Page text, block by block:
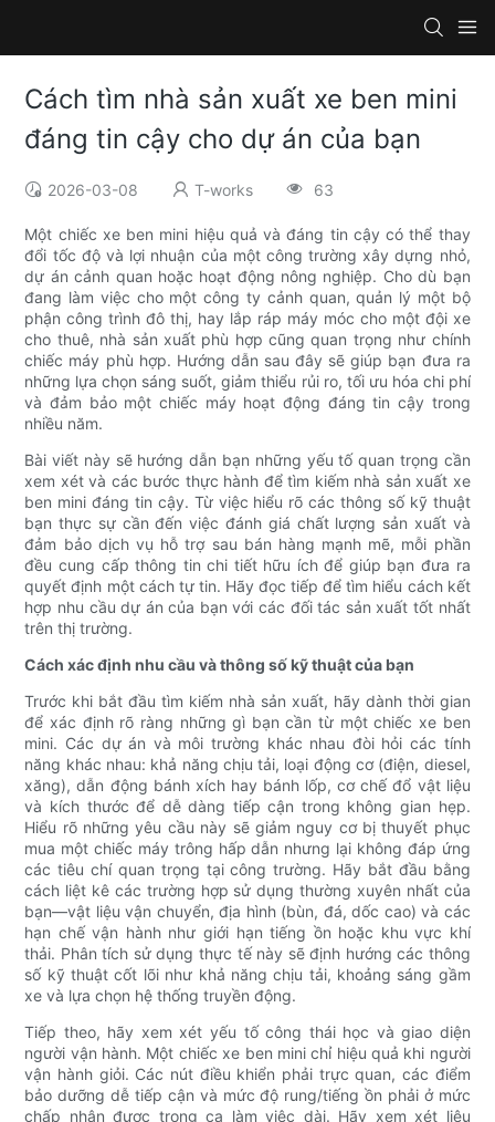
Cách tìm nhà sản xuất xe ben mini
đáng tin cậy cho dự án của bạn
2026-03-08 T-works 63
Một chiếc xe ben mini hiệu quả và đáng tin cậy có thể thay
đổi tốc độ và lợi nhuận của một công trường xây dựng nhỏ,
dự án cảnh quan hoặc hoạt động nông nghiệp. Cho dù bạn
đang làm việc cho một công ty cảnh quan, quản lý một bộ
phận công trình đô thị, hay lắp ráp máy móc cho một đội xe
cho thuê, nhà sản xuất phù hợp cũng quan trọng như chính
chiếc máy phù hợp. Hướng dẫn sau đây sẽ giúp bạn đưa ra
những lựa chọn sáng suốt, giảm thiểu rủi ro, tối ưu hóa chi phí
và đảm bảo một chiếc máy hoạt động đáng tin cậy trong
nhiều năm.
Bài viết này sẽ hướng dẫn bạn những yếu tố quan trọng cần
xem xét và các bước thực hành để tìm kiếm nhà sản xuất xe
ben mini đáng tin cậy. Từ việc hiểu rõ các thông số kỹ thuật
bạn thực sự cần đến việc đánh giá chất lượng sản xuất và
đảm bảo dịch vụ hỗ trợ sau bán hàng mạnh mẽ, mỗi phần
đều cung cấp thông tin chi tiết hữu ích để giúp bạn đưa ra
quyết định một cách tự tin. Hãy đọc tiếp để tìm hiểu cách kết
hợp nhu cầu dự án của bạn với các đối tác sản xuất tốt nhất
trên thị trường.
Cách xác định nhu cầu và thông số kỹ thuật của bạn
Trước khi bắt đầu tìm kiếm nhà sản xuất, hãy dành thời gian
để xác định rõ ràng những gì bạn cần từ một chiếc xe ben
mini. Các dự án và môi trường khác nhau đòi hỏi các tính
năng khác nhau: khả năng chịu tải, loại động cơ (điện, diesel,
xăng), dẫn động bánh xích hay bánh lốp, cơ chế đổ vật liệu
và kích thước để dễ dàng tiếp cận trong không gian hẹp.
Hiểu rõ những yêu cầu này sẽ giảm nguy cơ bị thuyết phục
mua một chiếc máy trông hấp dẫn nhưng lại không đáp ứng
các tiêu chí quan trọng tại công trường. Hãy bắt đầu bằng
cách liệt kê các trường hợp sử dụng thường xuyên nhất của
bạn—vật liệu vận chuyển, địa hình (bùn, đá, dốc cao) và các
hạn chế vận hành như giới hạn tiếng ồn hoặc khu vực khí
thải. Phân tích sử dụng thực tế này sẽ định hướng các thông
số kỹ thuật cốt lõi như khả năng chịu tải, khoảng sáng gầm
xe và lựa chọn hệ thống truyền động.
Tiếp theo, hãy xem xét yếu tố công thái học và giao diện
người vận hành. Một chiếc xe ben mini chỉ hiệu quả khi người
vận hành giỏi. Các nút điều khiển phải trực quan, các điểm
bảo dưỡng dễ tiếp cận và mức độ rung/tiếng ồn phải ở mức
chấp nhận được trong ca làm việc dài. Hãy xem xét liệu